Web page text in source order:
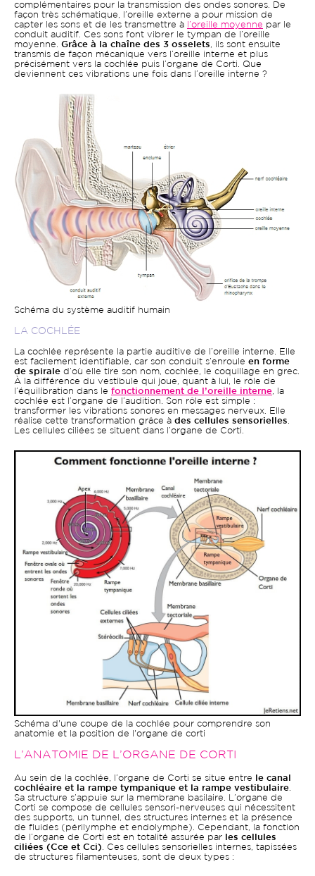
complémentaires pour la transmission des ondes sonores. De
façon très schématique, l’oreille externe a pour mission de
capter les sons et de les transmettre à
l’oreille moyenne par le
conduit auditif. Ces sons font vibrer le tympan de l’oreille
moyenne. Grâce à la chaîne des 3 osselets , ils sont ensuite
transmis de façon mécanique vers l’oreille interne et plus
précisément vers la cochlée puis l’organe de Corti. Que
deviennent ces vibrations une fois dans l’oreille interne ?
Schéma du système auditif humain
LA COCHLÉE
La cochlée représente la partie auditive de l’oreille interne. Elle
est facilement identifiable, car son conduit s’enroule en forme
de spirale d’où elle tire son nom, cochlée, le coquillage en grec.
À la différence du vestibule qui joue, quant à lui,
le rôle de
l’équilibration dans le fonctionnement de l’oreille interne , la
cochlée est l’organe de l’audition. Son rôle est simple :
transformer les vibrations sonores en messages nerveux. Elle
réalise cette transformation grâce à des cellules sensorielles
Les cellules ciliées se situent dans l’organe de Corti.
Schéma d'une coupe de la cochlée pour comprendre son
anatomie et la position de l'organe de corti
L’ANATOMIE DE L’ORGANE DE CORTI
Au sein de la cochlée, l’organe de Corti se situe entre le canal
cochléaire et la rampe tympanique et la rampe vestibulaire
Sa structure s’appuie sur la membrane basilaire. L’organe de
Corti se compose de cellules sensori-nerveuses qui nécessitent
des supports, un tunnel, des structures internes et la présence
de fluides (périlymphe et endolymphe). Cependant, la fonction
de l’organe de Corti est en totalité assurée par les cellules
ciliées (Cce et Cci) . Ces cellules sensorielles internes, tapissées
de structures filamenteuses, sont de deux types :